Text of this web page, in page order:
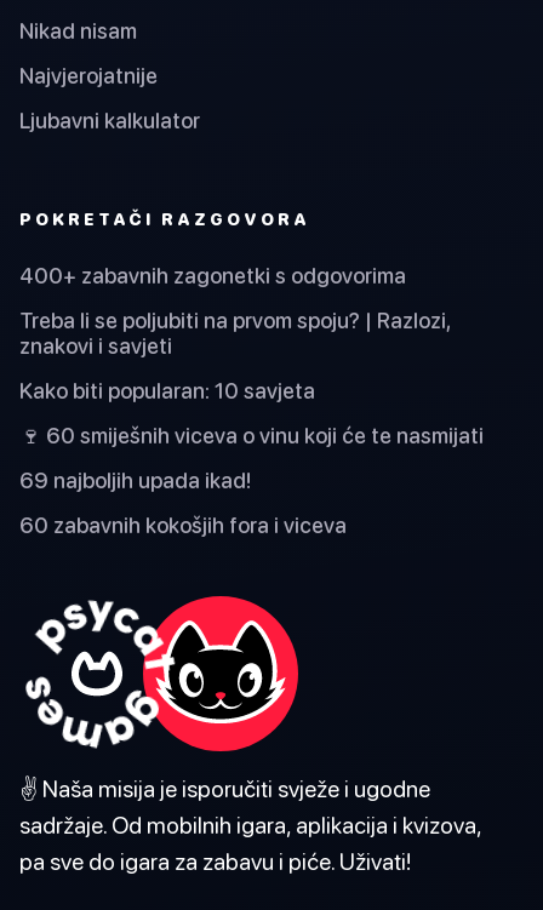
Nikad nisam
Najvjerojatnije
Ljubavni kalkulator
POKRETAČI RAZGOVORA
400+ zabavnih zagonetki s odgovorima
Treba li se poljubiti na prvom spoju? | Razlozi,
znakovi i savjeti
Kako biti popularan: 10 savjeta
🍷 60 smiješnih viceva o vinu koji će te nasmijati
69 najboljih upada ikad!
60 zabavnih kokošjih fora i viceva
✌️ Naša misija je isporučiti svježe i ugodne
sadržaje. Od mobilnih igara, aplikacija i kvizova,
pa sve do igara za zabavu i piće. Uživati!